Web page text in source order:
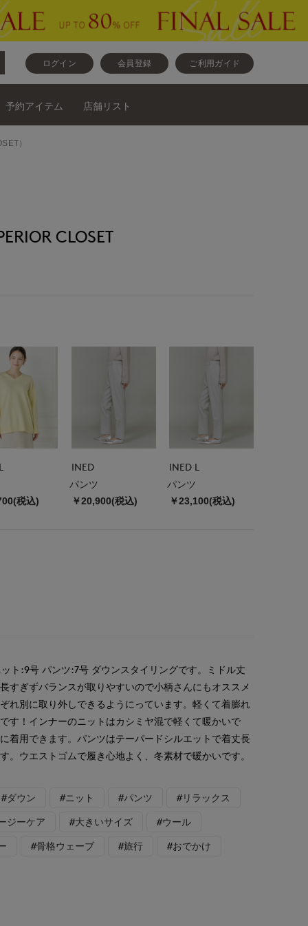
ログイン 会員登録 ご利用ガイド
予約アイテム 店舗リスト
）
CLOSET
税込)
INED
パンツ
￥20,900(税込)
INED L
パンツ
￥23,100(税込)
ット:9号 パンツ:7号 ダウンスタイリングです。ミドル丈
すぎずバランスが取りやすいので小柄さんにもオススメ
れ別に取り外しできるようにっています。軽くて着膨れ
す！インナーのニットはカシミヤ混で軽くて暖かいで
着用できます。パンツはテーパードシルエットで着丈長
。ウエストゴムで履き心地よく、冬素材で暖かいです。
#ダウン #ニット #パンツ #リラックス
ジーケア #大きいサイズ #ウール
#骨格ウェーブ #旅行 #おでかけ